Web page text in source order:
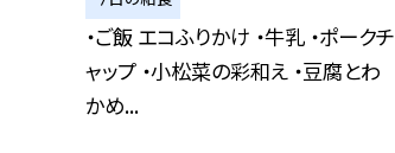
・ご飯 エコふりかけ ・牛乳 ・ポークチ
ャップ ・小松菜の彩和え ・豆腐とわ
かめ...